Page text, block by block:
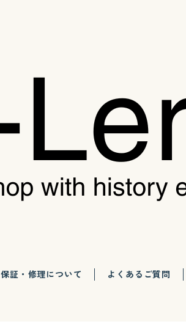
保証・修理について よくあるご質問